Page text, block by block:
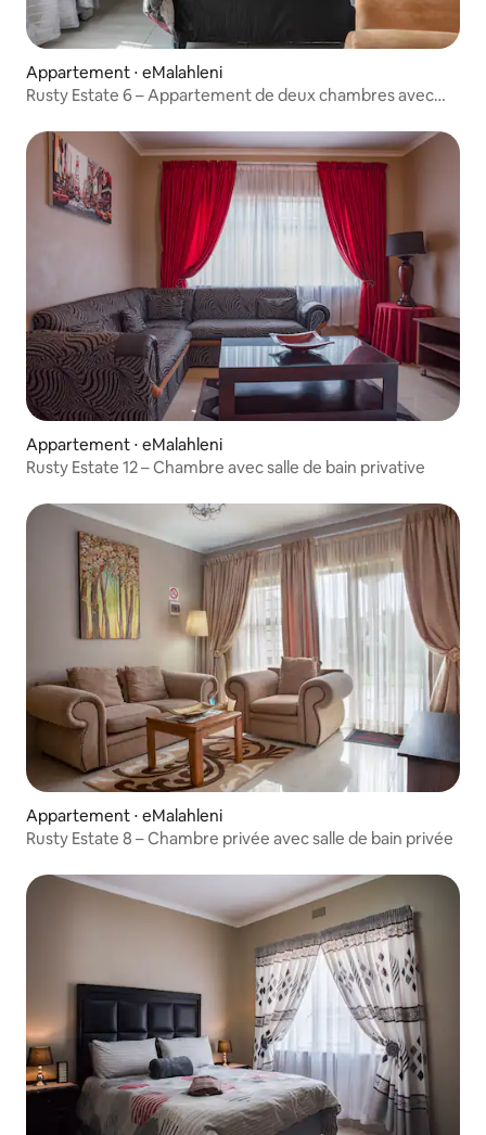
Appartement ⋅ eMalahleni
Rusty Estate 6 – Appartement de deux chambres avec
Appartement ⋅ eMalahleni
Rusty Estate 12 – Chambre avec salle de bain privative
Appartement ⋅ eMalahleni
Rusty Estate 8 – Chambre privée avec salle de bain privée